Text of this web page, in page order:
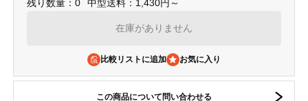
残り数量：0 中型送料：1,430円～
在庫がありません
比較リストに追加
この商品について問い合わせる